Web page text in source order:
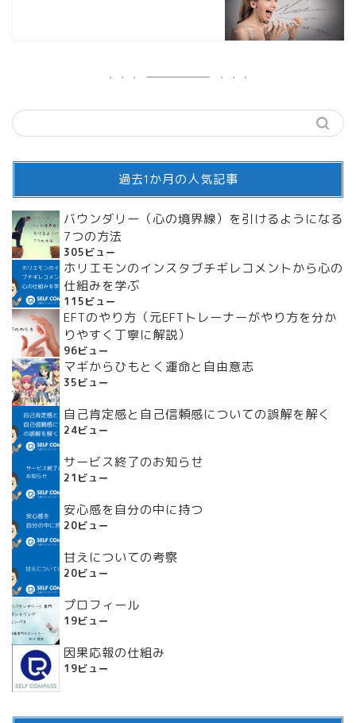
過去1か月の人気記事
バウンダリー（心の境界線）を引けるようになる
7つの方法
305ビュー
ホリエモンのインスタブチギレコメントから心の
仕組みを学ぶ
115ビュー
EFTのやり方（元EFTトレーナーがやり方を分か
りやすく丁寧に解説）
96ビュー
マギからひもとく運命と自由意志
35ビュー
自己肯定感と自己信頼感についての誤解を解く
24ビュー
サービス終了のお知らせ
21ビュー
安心感を自分の中に持つ
20ビュー
甘えについての考察
20ビュー
プロフィール
19ビュー
因果応報の仕組み
19ビュー